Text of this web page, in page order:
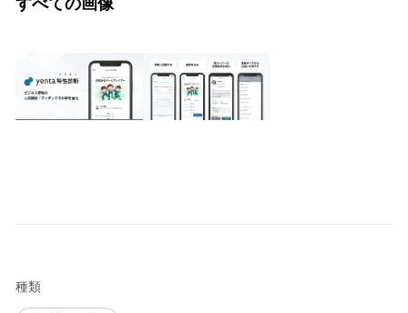
すべての画像
種類